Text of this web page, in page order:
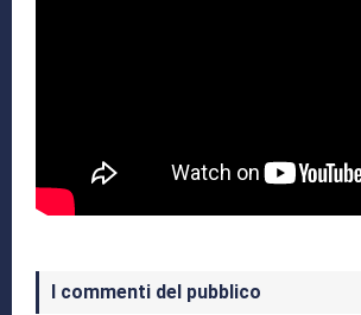
I commenti del pubblico